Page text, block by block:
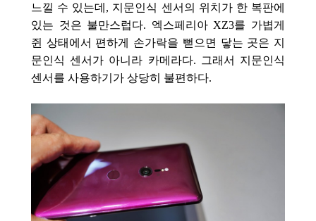
느낄 수 있는데, 지문인식 센서의 위치가 한 복판에
있는 것은 불만스럽다. 엑스페리아 XZ3를 가볍게
쥔 상태에서 편하게 손가락을 뻗으면 닿는 곳은 지
문인식 센서가 아니라 카메라다. 그래서 지문인식
센서를 사용하기가 상당히 불편하다.